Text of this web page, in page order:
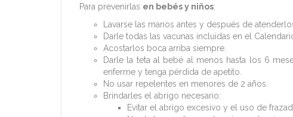
Para prevenirlas en bebés y niños:
Lavarse las manos antes y después de
Darle todas las vacunas incluidas en el
Acostarlos boca arriba siempre.
Darle la teta al bebé al menos hasta los 6
enferme y tenga pérdida de apetito.
No usar repelentes en menores de 2 años.
Brindarles el abrigo necesario:
Evitar el abrigo excesivo y el uso de